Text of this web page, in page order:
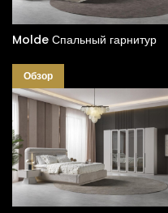
Molde Спальный гарнитур
Обзор